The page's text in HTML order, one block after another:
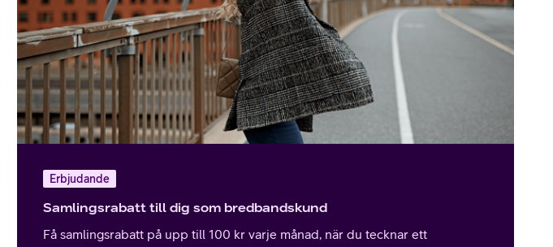
Erbjudande
Samlingsrabatt till dig som bredbandskund
Få samlingsrabatt på upp till 100 kr varje månad, när du tecknar ett